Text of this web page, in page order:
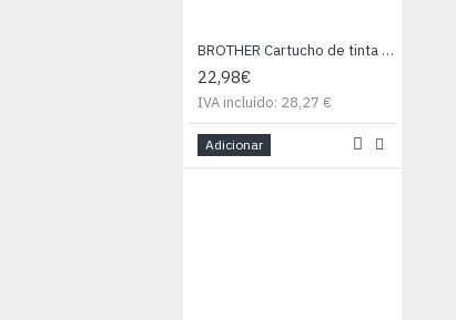
BROTHER Cartucho de tinta cian MFC-6490CW/Alta capacidad
22,98€
IVA incluído: 28,27 €
Adicionar